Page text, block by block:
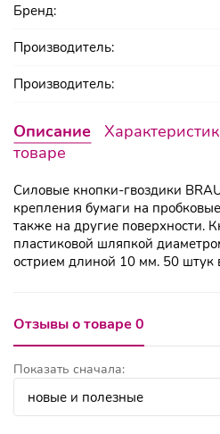
Бренд:
Производитель:
Производитель:
Описание
товаре
Силовые кнопки-гвоздики
крепления бумаги на
также на другие поверхности.
пластиковой шляпкой
острием длиной 10 мм. 50 штук
Отзывы о товаре 0
Показать сначала: